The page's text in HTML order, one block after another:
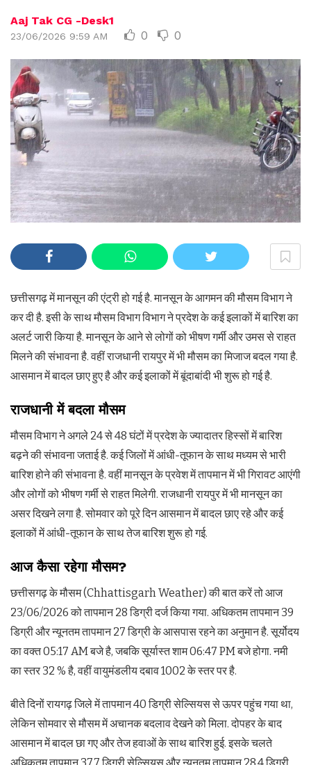
Aaj Tak CG -Desk1
23/06/2026 9:59 AM 0 0
छत्तीसगढ़ में मानसून की एंट्री हो गई है. मानसून के आगमन की मौसम विभाग ने
कर दी है. इसी के साथ मौसम विभाग विभाग ने प्रदेश के कई इलाकों में बारिश का
अलर्ट जारी किया है. मानसून के आने से लोगों को भीषण गर्मी और उमस से राहत
मिलने की संभावना है. वहीं राजधानी रायपुर में भी मौसम का मिजाज बदल गया है.
आसमान में बादल छाए हुए है और कई इलाकों में बूंदाबांदी भी शुरू हो गई है.
राजधानी में बदला मौसम
मौसम विभाग ने अगले 24 से 48 घंटों में प्रदेश के ज्यादातर हिस्सों में बारिश
बढ़ने की संभावना जताई है. कई जिलों में आंधी-तूफान के साथ मध्यम से भारी
बारिश होने की संभावना है. वहीं मानसून के प्रवेश में तापमान में भी गिरावट आएंगी
और लोगों को भीषण गर्मी से राहत मिलेगी. राजधानी रायपुर में भी मानसून का
असर दिखने लगा है. सोमवार को पूरे दिन आसमान में बादल छाए रहे और कई
इलाकों में आंधी-तूफान के साथ तेज बारिश शुरू हो गई.
आज कैसा रहेगा मौसम?
छत्तीसगढ़ के मौसम (Chhattisgarh Weather) की बात करें तो आज
23/06/2026 को तापमान 28 डिग्री दर्ज किया गया. अधिकतम तापमान 39
डिग्री और न्यूनतम तापमान 27 डिग्री के आसपास रहने का अनुमान है. सूर्योदय
का वक्त 05:17 AM बजे है, जबकि सूर्यास्त शाम 06:47 PM बजे होगा. नमी
का स्तर 32 % है, वहीं वायुमंडलीय दबाव 1002 के स्तर पर है.
बीते दिनों रायगढ़ जिले में तापमान 40 डिग्री सेल्सियस से ऊपर पहुंच गया था,
लेकिन सोमवार से मौसम में अचानक बदलाव देखने को मिला. दोपहर के बाद
आसमान में बादल छा गए और तेज हवाओं के साथ बारिश हुई. इसके चलते